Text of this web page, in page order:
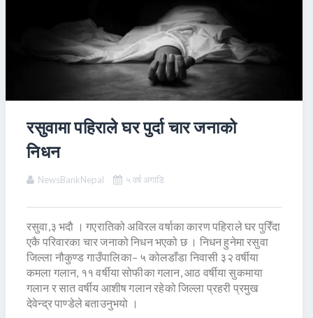
रसुवामा पहिराले घर पुर्दा चार जनाको
निधन
NewsBankNepal ५ वर्ष अगाडि
रसुवा,३ भदाै । गएरातिको अविरल वर्षाका कारण पहिराले घर पुरिँदा
एकै परिवारका चार जनाको निधन भएको छ । निधन हुनेमा रसुवा
जिल्ला नौकुण्ड गाउँपालिका– ५ कोलडाँडा निवासी ३२ वर्षीया
कमला गलान, ११ वर्षीया सोफीका गलान, आठ वर्षीया सुकमाया
गलान र सात वर्षीय आशीष गलान रहेको जिल्ला प्रहरी प्रमुख
देवेन्द्र पाण्डेले बताउनुभयो ।